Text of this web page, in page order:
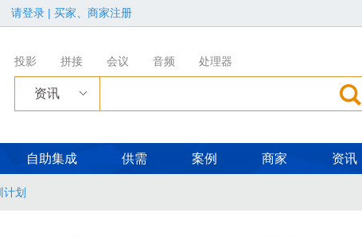
请登录 | 买家、商家注册
投影 拼接 会议 音频 处理器
资讯
自助集成 供需 案例 商家 资讯
划